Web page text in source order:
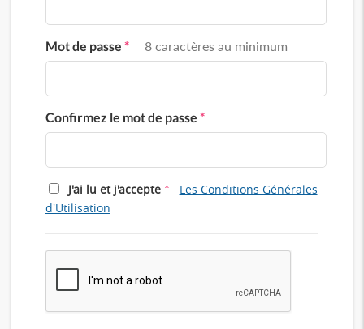
Mot de passe * 8 caractères au minimum
Confirmez le mot de passe *
J'ai lu et j'accepte *
Les Conditions Générales
d'Utilisation